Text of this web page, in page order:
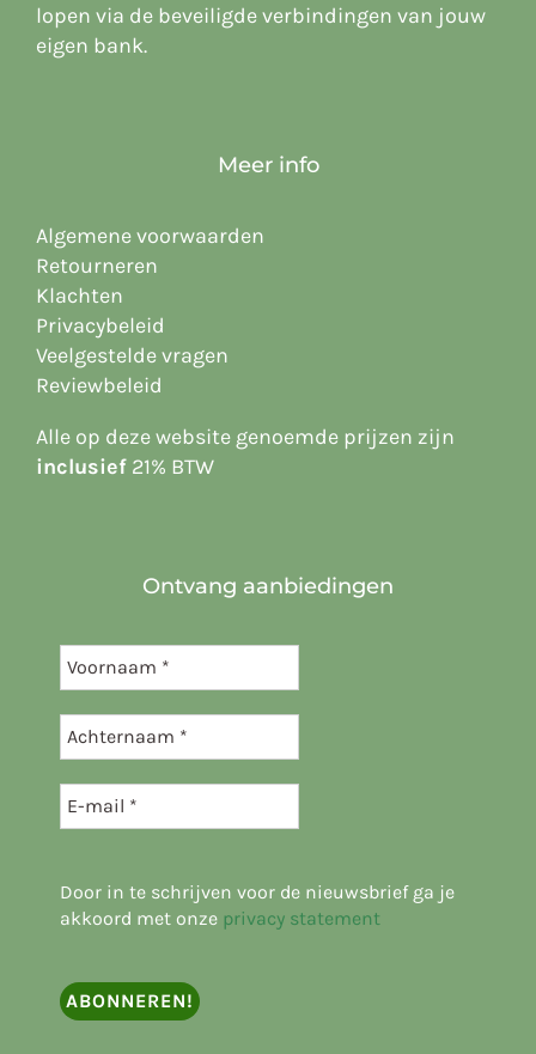
lopen via de beveiligde verbindingen van jouw
eigen bank.
Meer info
Algemene voorwaarden
Retourneren
Klachten
Privacybeleid
Veelgestelde vragen
Reviewbeleid
Alle op deze websitegenoemde prijzen zijn
inclusief21% BTW
Ontvang aanbiedingen
Door in te schrijven voor de nieuwsbrief ga je
akkoord met onze privacy statement